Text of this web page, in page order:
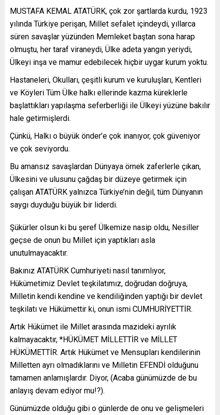
MUSTAFA KEMAL ATATÜRK, çok zor şartlarda kurdu, 1923
yılında Türkiye perişan, Millet sefalet içindeydi, yıllarca
süren savaşlar yüzünden Memleket baştan sona harap
olmuştu, her taraf viraneydi, Ülke adeta yangın yeriydi,
Ülkeyi inşa ve mamur edebilecek hiçbir uygar kurum yoktu.
Hastaneleri, Okulları, çeşitli kurum ve kuruluşları, Kentleri
ve Köyleri Tüm Ülke halkı ellerinde kazma küreklerle
başlattıkları yapılaşma seferberliği ile Ülkeyi yüzüne bakılır
hale getirmişlerdi.
Çünkü, Halkı o büyük önder’e çok inanıyor, çok güveniyor
ve çok seviyordu.
Bu amansız savaşlardan Dünyaya örnek zaferlerle çıkan,
Ülkesini ve ulusunu çağdaş bir düzeye getirmek için
çalışan ATATÜRK yalnızca Türkiye’nin değil, tüm Dünyanın
saygı duyduğu büyük bir liderdi.
Şükürler olsun ki bu şeref Ülkemize nasip oldu, Nesiller
geçse de onun bu Millet için yaptıkları asla
unutulmayacaktır.
Bakınız ATATÜRK Cumhuriyeti nasıl tanımlıyor,
Hükümetimiz Devlet teşkilatımız, doğrudan doğruya,
Milletin kendi kendine ve kendiliğinden yaptığı bir devlet
teşkilatı ve Hükümettir ki, onun ismi CUMHURİYETTİR.
Artık Hükümet ile Millet arasında mazideki ayrılık
kalmayacaktır, *HÜKÜMET MİLLETTİR ve MİLLET
HÜKÜMETTİR. Artık Hükümet ve Mensupları kendilerinin
Milletten ayrı olmadıklarını ve Milletin EFENDİ olduğunu
tamamen anlamışlardır. Diyor, (Acaba günümüzde de bu
anlayış devam ediyor mu!?).
Günümüzde olduğu gibi o günlerde de onu ve gelişmeleri